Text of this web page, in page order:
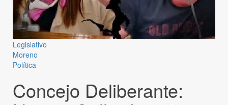
Legislativo
Moreno
Política
Concejo Deliberante: